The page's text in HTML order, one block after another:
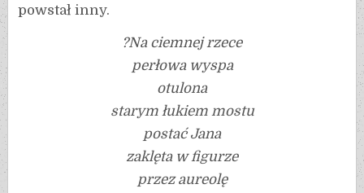
powstał inny.
?Na ciemnej rzece
perłowa wyspa
otulona
starym łukiem mostu
postać Jana
zaklęta w figurze
przez aureolę